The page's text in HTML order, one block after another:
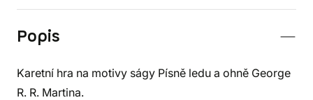
Popis
Karetní hra na motivy ságy Písně ledu a ohně George
R. R. Martina.